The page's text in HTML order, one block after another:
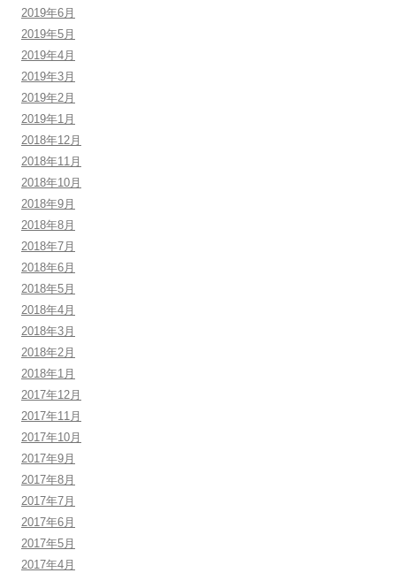
2019年6月
2019年5月
2019年4月
2019年3月
2019年2月
2019年1月
2018年12月
2018年11月
2018年10月
2018年9月
2018年8月
2018年7月
2018年6月
2018年5月
2018年4月
2018年3月
2018年2月
2018年1月
2017年12月
2017年11月
2017年10月
2017年9月
2017年8月
2017年7月
2017年6月
2017年5月
2017年4月